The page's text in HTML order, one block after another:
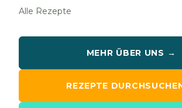
Alle Rezepte
MEHR ÜBER UNS →
REZEPTE